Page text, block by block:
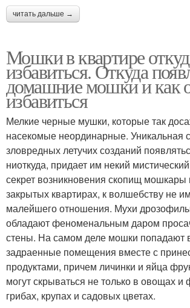
читать дальше →
Мошки в квартире
избавиться. Откуда
домашние мошки и как
избавиться
Мелкие черные мушки, которые так
насекомые неординарные. Уникальная
зловредных летучих созданий
ниоткуда, придает им некий
секрет возникновения скопищ мошкары
закрытых квартирах, к волшебству не
малейшего отношения. Мухи
обладают феноменальным даром
стены. На самом деле мошки попадают
задраенные помещения вместе с
продуктами, причем личинки и яйца
могут скрываться не только в овощах и
грибах, крупах и садовых цветах.